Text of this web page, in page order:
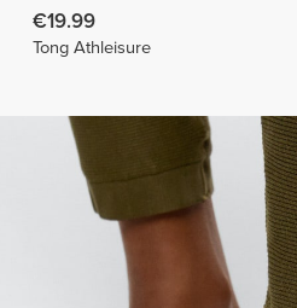
€19.99
Tong Athleisure